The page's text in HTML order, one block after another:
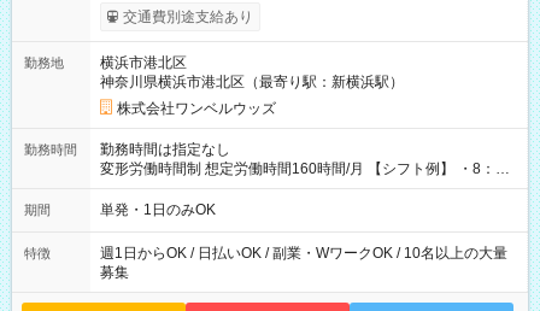
いOK！（規定あり） ┗働いたその日に現金GET♪ お仕事後はコ
ンビニATMから 日払い分を引き落とせます！ 【試用期間】試
交通費別途支給あり
勤務地
横浜市港北区
神奈川県横浜市港北区（最寄り駅：新横浜駅）
株式会社ワンベルウッズ
勤務時間
勤務時間は指定なし
変形労働時間制 想定労働時間160時間/月 【シフト例】 ・8：00
～21：00
期間 単発・1日のみOK
特徴
週1日からOK / 日払いOK / 副業・WワークOK / 10名以上の大量
募集